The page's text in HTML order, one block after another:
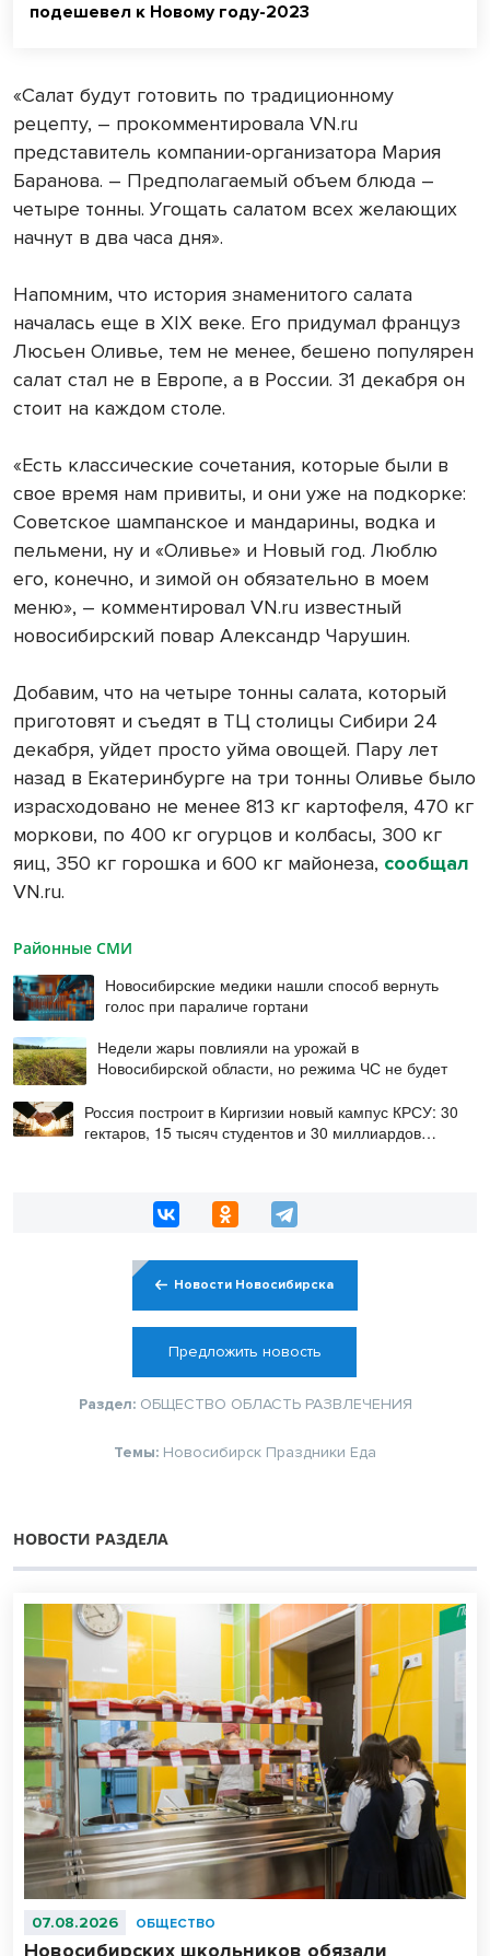
подешевел к Новому году-2023
«Салат будут готовить по традиционному
рецепту, – прокомментировала VN.ru
представитель компании-организатора Мария
Баранова. – Предполагаемый объем блюда –
четыре тонны. Угощать салатом всех желающих
начнут в два часа дня».
Напомним, что история знаменитого салата
началась еще в XIX веке. Его придумал француз
Люсьен Оливье, тем не менее, бешено популярен
салат стал не в Европе, а в России. 31 декабря он
стоит на каждом столе.
«Есть классические сочетания, которые были в
свое время нам привиты, и они уже на подкорке:
Советское шампанское и мандарины, водка и
пельмени, ну и «Оливье» и Новый год. Люблю
его, конечно, и зимой он обязательно в моем
меню», – комментировал VN.ru известный
новосибирский повар Александр Чарушин.
Добавим, что на четыре тонны салата, который
приготовят и съедят в ТЦ столицы Сибири 24
декабря, уйдет просто уйма овощей. Пару лет
назад в Екатеринбурге на три тонны Оливье было
израсходовано не менее 813 кг картофеля, 470 кг
моркови, по 400 кг огурцов и колбасы, 300 кг
яиц, 350 кг горошка и 600 кг майонеза, сообщал
VN.ru.
Районные СМИ
Новосибирские медики нашли способ вернуть
голос при параличе гортани
Недели жары повлияли на урожай в
Новосибирской области, но режима ЧС не будет
Россия построит в Киргизии новый кампус КРСУ: 30
гектаров, 15 тысяч студентов и 30 миллиардов
Новости Новосибирска
Предложить новость
Раздел: ОБЩЕСТВО ОБЛАСТЬ РАЗВЛЕЧЕНИЯ
Темы: Новосибирск Праздники Еда
НОВОСТИ РАЗДЕЛА
07.08.2026 ОБЩЕСТВО
Новосибирских школьников обязали